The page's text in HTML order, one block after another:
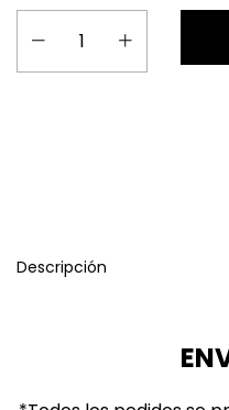
Descripción